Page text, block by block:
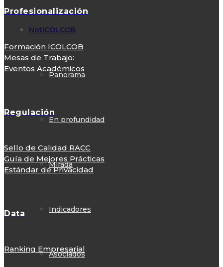
NotiCOLCOB
Panorama
En profundidad
Mirada
Indicadores
Asociados
Profesionalización
Formación ICOLCOB
Mesas de Trabajo:
Eventos Académicos
Regulación
Sello de Calidad RACC
Guía de Mejores Prácticas
Estándar de Privacidad
Data
Ranking Empresarial